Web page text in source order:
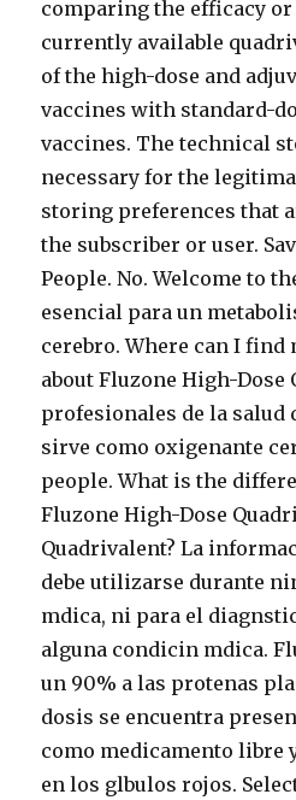
comparing the efficacy
currently available
of the high-dose and
vaccines with standard-
vaccines. The technical
necessary for the
storing preferences that
the subscriber or user.
People. No. Welcome to
esencial para un
cerebro. Where can I
about Fluzone High-Dose
profesionales de la
sirve como oxigenante
people. What is the
Fluzone High-Dose
Quadrivalent? La
debe utilizarse durante
mdica, ni para el
alguna condicin mdica.
un 90% a las protenas
dosis se encuentra
como medicamento libre
en los glbulos rojos.